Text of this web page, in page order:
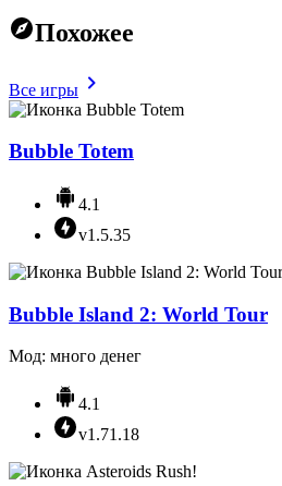
Похожее
Все игры
Bubble Totem
4.1
v1.5.35
Bubble Island 2: World Tour
Мод: много денег
4.1
v1.71.18